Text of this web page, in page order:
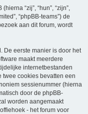
“zij”, “hun”, “zijn”,
“phpBB-teams”) de
aan dit forum, wordt
De eerste manier is door het
maakt meerdere
internetbestanden
cookies bevatten een
sessienummer (hierna
door de phpBB-
worden aangemaakt
- het forum voor